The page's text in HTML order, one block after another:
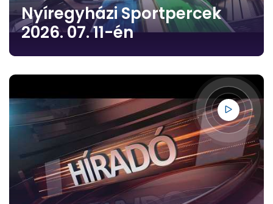
Nyíregyházi Sportpercek
2026. 07. 11-én